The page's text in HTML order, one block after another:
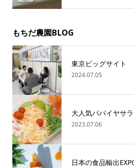
もちだ農園BLOG
東京ビッグサイト
2024.07.05
大人気パパイヤサ
2023.07.06
日本の食品輸出